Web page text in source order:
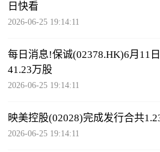
日快看
2026-06-25 19:14:11
每日消息!保诚(02378.HK)6月11
41.23万股
2026-06-25 19:14:11
映美控股(02028)完成发行合共
2026-06-25 19:14:11